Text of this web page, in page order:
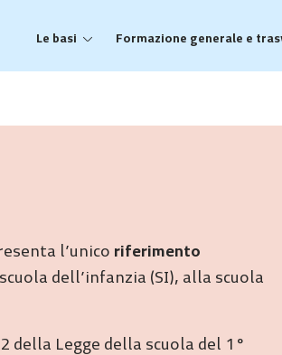
Le basi Formazione generale e
l’unico riferimento
dell’infanzia (SI), alla scuola
della Legge della scuola del 1°